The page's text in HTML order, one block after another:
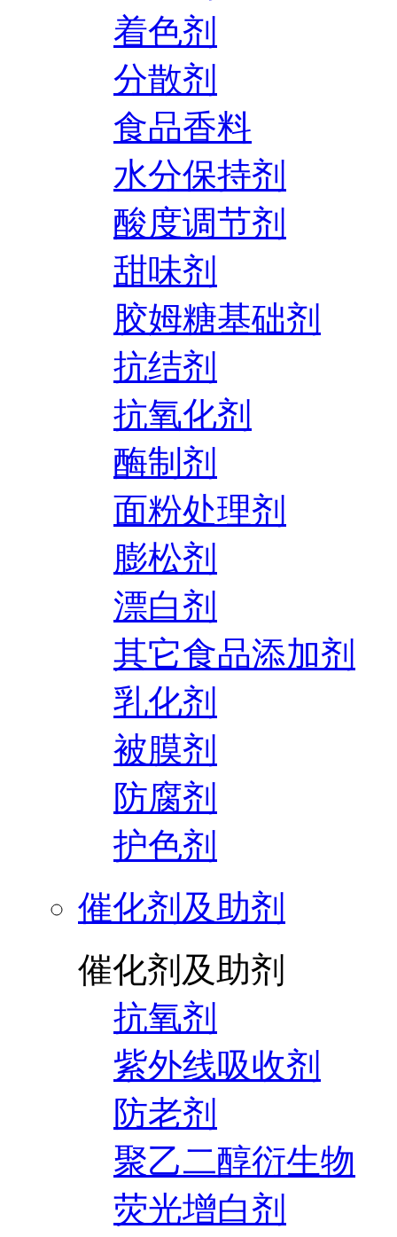
着色剂
分散剂
食品香料
水分保持剂
酸度调节剂
甜味剂
胶姆糖基础剂
抗结剂
抗氧化剂
酶制剂
面粉处理剂
膨松剂
漂白剂
其它食品添加剂
乳化剂
被膜剂
防腐剂
护色剂
催化剂及助剂
催化剂及助剂
抗氧剂
紫外线吸收剂
防老剂
聚乙二醇衍生物
荧光增白剂